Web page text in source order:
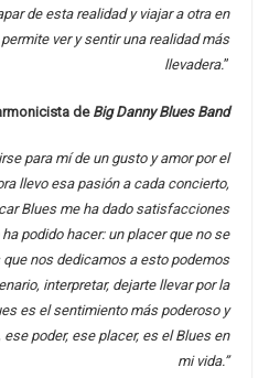
de esta realidad y viajar a otra en
ver y sentir una realidad más
llevadera.”
deBig Danny Blues Band
para mí de un gusto y amor por el
llevo esa pasión a cada concierto,
Blues me ha dado satisfacciones
podido hacer: un placer que no se
nos dedicamos a esto podemos
interpretar, dejarte llevar por la
es el sentimiento más poderoso y
poder, ese placer, es el Blues en
mi vida.”